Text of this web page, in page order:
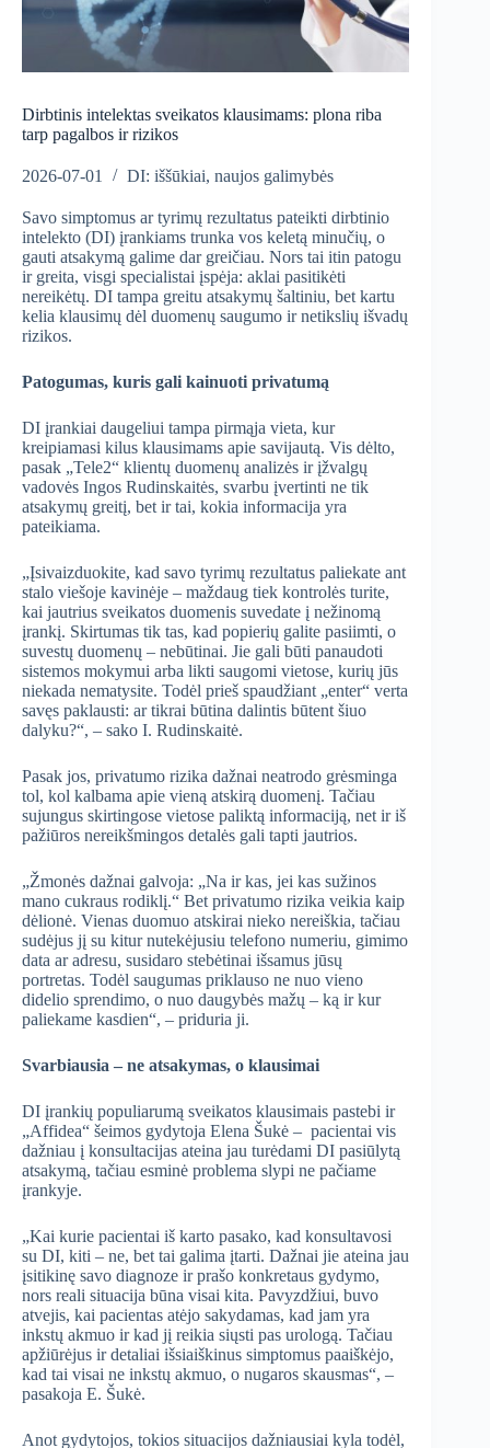
Dirbtinis intelektas sveikatos klausimams: plona riba
tarp pagalbos ir rizikos
2026-07-01 DI: iššūkiai, naujos galimybės
Savo simptomus ar tyrimų rezultatus pateikti dirbtinio
intelekto (DI) įrankiams trunka vos keletą minučių, o
gauti atsakymą galime dar greičiau. Nors tai itin patogu
ir greita, visgi specialistai įspėja: aklai pasitikėti
nereikėtų. DI tampa greitu atsakymų šaltiniu, bet kartu
kelia klausimų dėl duomenų saugumo ir netikslių išvadų
rizikos.
Patogumas, kuris gali kainuoti privatumą
DI įrankiai daugeliui tampa pirmąja vieta, kur
kreipiamasi kilus klausimams apie savijautą. Vis dėlto,
pasak „Tele2“ klientų duomenų analizės ir įžvalgų
vadovės Ingos Rudinskaitės, svarbu įvertinti ne tik
atsakymų greitį, bet ir tai, kokia informacija yra
pateikiama.
„Įsivaizduokite, kad savo tyrimų rezultatus paliekate ant
stalo viešoje kavinėje – maždaug tiek kontrolės turite,
kai jautrius sveikatos duomenis suvedate į nežinomą
įrankį. Skirtumas tik tas, kad popierių galite pasiimti, o
suvestų duomenų – nebūtinai. Jie gali būti panaudoti
sistemos mokymui arba likti saugomi vietose, kurių jūs
niekada nematysite. Todėl prieš spaudžiant „enter“ verta
savęs paklausti: ar tikrai būtina dalintis būtent šiuo
dalyku?“, – sako I. Rudinskaitė.
Pasak jos, privatumo rizika dažnai neatrodo grėsminga
tol, kol kalbama apie vieną atskirą duomenį. Tačiau
sujungus skirtingose vietose paliktą informaciją, net ir iš
pažiūros nereikšmingos detalės gali tapti jautrios.
„Žmonės dažnai galvoja: „Na ir kas, jei kas sužinos
mano cukraus rodiklį.“ Bet privatumo rizika veikia kaip
dėlionė. Vienas duomuo atskirai nieko nereiškia, tačiau
sudėjus jį su kitur nutekėjusiu telefono numeriu, gimimo
data ar adresu, susidaro stebėtinai išsamus jūsų
portretas. Todėl saugumas priklauso ne nuo vieno
didelio sprendimo, o nuo daugybės mažų – ką ir kur
paliekame kasdien“, – priduria ji.
Svarbiausia – ne atsakymas, o klausimai
DI įrankių populiarumą sveikatos klausimais pastebi ir
„Affidea“ šeimos gydytoja Elena Šukė – pacientai vis
dažniau į konsultacijas ateina jau turėdami DI pasiūlytą
atsakymą, tačiau esminė problema slypi ne pačiame
įrankyje.
„Kai kurie pacientai iš karto pasako, kad konsultavosi
su DI, kiti – ne, bet tai galima įtarti. Dažnai jie ateina jau
įsitikinę savo diagnoze ir prašo konkretaus gydymo,
nors reali situacija būna visai kita. Pavyzdžiui, buvo
atvejis, kai pacientas atėjo sakydamas, kad jam yra
inkstų akmuo ir kad jį reikia siųsti pas urologą. Tačiau
apžiūrėjus ir detaliai išsiaiškinus simptomus paaiškėjo,
kad tai visai ne inkstų akmuo, o nugaros skausmas“, –
pasakoja E. Šukė.
Anot gydytojos, tokios situacijos dažniausiai kyla todėl,